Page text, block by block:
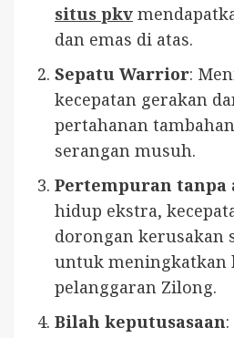
situs pkv
dan emas di atas.
Sepatu Warrior:
kecepatan gerakan
pertahanan
serangan musuh.
Pertempuran
hidup ekstra,
dorongan kerusakan
untuk meningkatkan
pelanggaran Zilong.
Bilah keputusasaan